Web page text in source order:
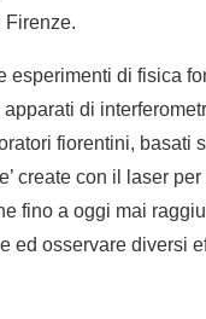
Firenze.
esperimenti di fisica
apparati di
fiorentini, basati
create con il laser
fino a oggi mai
ed osservare diversi